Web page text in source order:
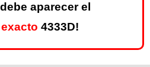
aparecer el
4333D!